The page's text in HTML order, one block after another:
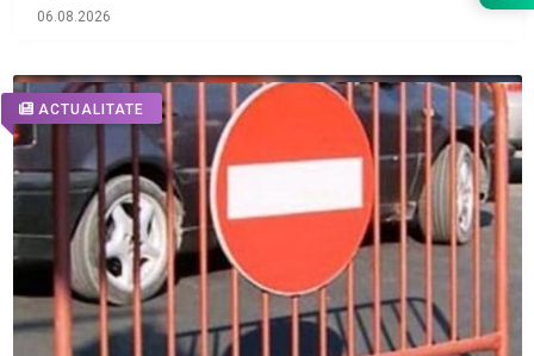
06.08.2026
ACTUALITATE